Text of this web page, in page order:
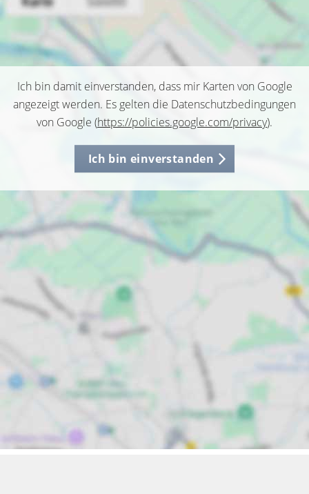
Ich bin damit einverstanden, dass mir Karten von Google
angezeigt werden. Es gelten die Datenschutzbedingungen
von Google (https://policies.google.com/privacy).
Ich bin einverstanden